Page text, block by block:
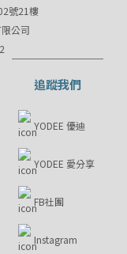
號21樓
公司
追蹤我們
YODEE 優迪
YODEE 愛分享
FB社團
Instagram